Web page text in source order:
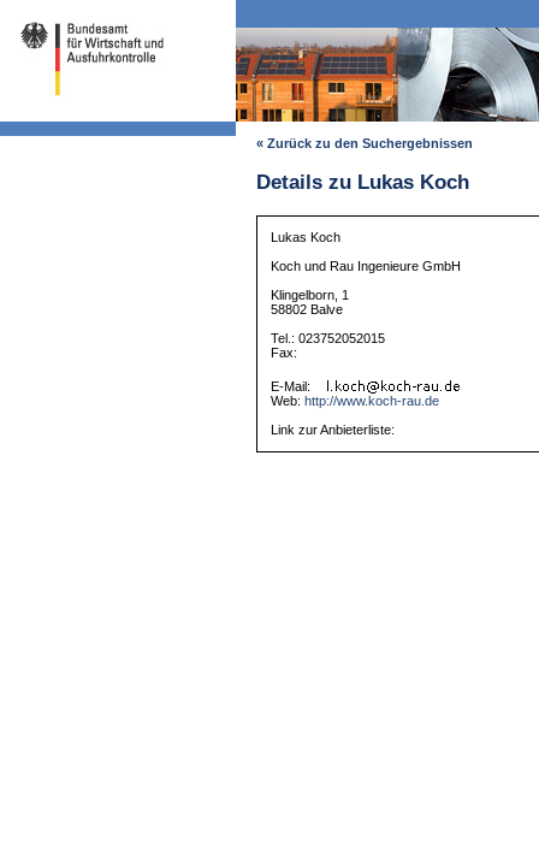
« Zurück zu den Suchergebnissen
Details zu Lukas Koch
Lukas Koch
Koch und Rau Ingenieure GmbH
Klingelborn, 1
58802 Balve
Tel.: 023752052015
Fax:
E-Mail:
Web: http://www.koch-rau.de
Link zur Anbieterliste: